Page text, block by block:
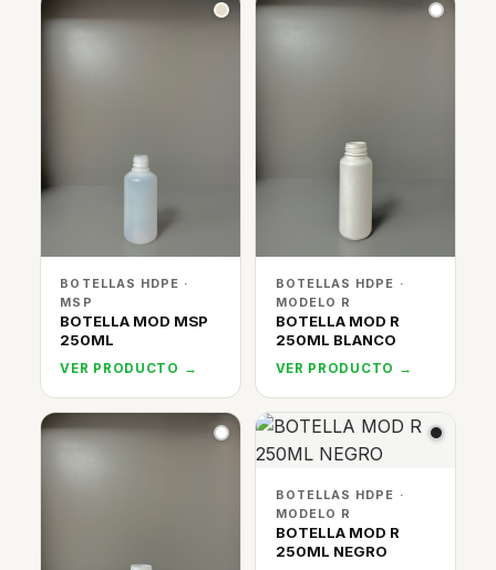
BOTELLAS HDPE ·
MSP
BOTELLA MOD MSP
250ML
VER PRODUCTO →
BOTELLAS HDPE ·
MODELO R
BOTELLA MOD R
250ML BLANCO
VER PRODUCTO →
BOTELLAS HDPE ·
MODELO R
BOTELLA MOD R
250ML NEGRO